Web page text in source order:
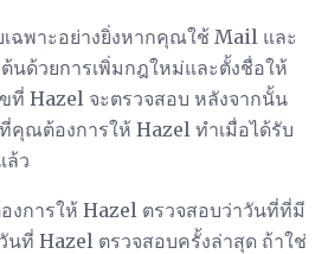
เฉพาะอย่างยิ่งหากคุณใช้ Mail และ
นด้วยการเพิ่มกฎใหม่และตั้งชื่อให้
ที่ Hazel จะตรวจสอบ หลังจากนั้น
คุณต้องการให้ Hazel ทำเมื่อได้รับ
ล้ว
งการให้ Hazel ตรวจสอบว่าวันที่ที่มี
นที่ Hazel ตรวจสอบครั้งล่าสุด ถ้าใช่